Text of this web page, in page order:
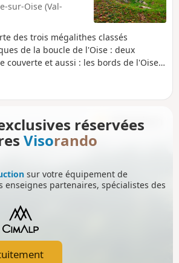
sur-Oise (Val-
des trois mégalithes classés
de la boucle de l'Oise : deux
couverte et aussi : les bords de l'Oise,
vue.
réservées
Visorando
sur votre équipement de
enseignes partenaires, spécialistes des